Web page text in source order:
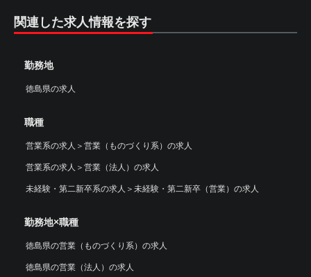
関連した求人情報を探す
勤務地
徳島県の求人
職種
営業系の求人 ＞ 営業（ものづくり系）の求人
営業系の求人 ＞ 営業（法人）の求人
未経験・第二新卒系の求人 ＞ 未経験・第二新卒（営業）の求人
勤務地×職種
徳島県の営業（ものづくり系）の求人
徳島県の営業（法人）の求人